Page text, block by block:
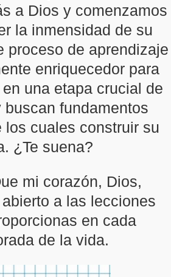
a Dios y comenzamos
la inmensidad de su
proceso de aprendizaje
enriquecedor para
una etapa crucial de
buscan fundamentos
los cuales construir su
¿Te suena?
mi corazón, Dios,
a las lecciones
en cada
de la vida.